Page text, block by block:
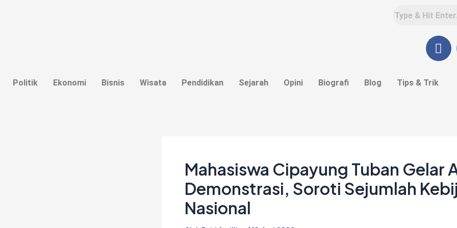
F
a
e
Politik Ekonomi Bisnis Wisata Pendidikan Sejarah Opini Biografi Blog Tips & Trik
Mahasiswa Cipayung Tuban Gelar
Demonstrasi, Soroti Sejumlah
Nasional